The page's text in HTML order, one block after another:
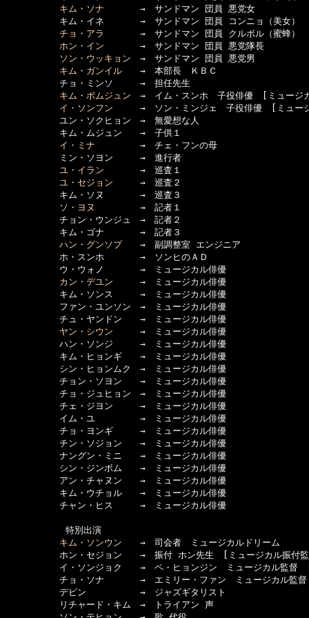
キム・ソナ →　サンドマン 団員 悪党女
キム・イネ　　　　→　サンドマン 団員 コンニョ（美女）
チョ・アラ
→　サンドマン 団員 クルボル（蜜蜂）
ホン・イン →　サンドマン 団員 悪党隊長
ソン・ウッキョン →　サンドマン 団員 悪党男
キム・ガンイル →　本部長　ＫＢＣ
チョ・ミンソ　　　→　担任先生
キム・ボムジュン →　イム・スンホ　子役俳優　[ミュージ
イ・ソンフン →　ソン・ミンジェ　子役俳優　[ミュージ
ユン・ソクヒョン　→　無愛想な人
キム・ムジュン　　→　子供１
イ・ミナ →　チェ・フンの母
ミン・ソヨン　　　→　進行者
ユ・イラン →　巡査１
ユ・セジョン →　巡査２
キム・ソヌ　　　　→　巡査３
ソ・ヨヌ
→　記者１
チョン・ウンジュ　→　記者２
キム・ゴナ　　　　→　記者３
ハン・グンソプ →　副調整室 エンジニア
ホ・スンホ　　　　→　ソンヒのＡＤ
ウ・ウォノ　　　　→　ミュージカル俳優
カン・デユン →　ミュージカル俳優
キム・ソンス　　　→　ミュージカル俳優
ファン・ユンソン　→　ミュージカル俳優
チュ・ヤンドン　　→　ミュージカル俳優
ヤン・シウン →　ミュージカル俳優
ハン・ソンジ　　　→　ミュージカル俳優
キム・ヒョンギ　　→　ミュージカル俳優
シン・ヒョンムク　→　ミュージカル俳優
チョン・ソヨン　　→　ミュージカル俳優
チョ・ジュヒョン　→　ミュージカル俳優
チェ・ジヨン　　　→　ミュージカル俳優
イム・ユ　　　　　→　ミュージカル俳優
チョ・ヨンギ　　　→　ミュージカル俳優
チン・ソジョン　　→　ミュージカル俳優
ナングン・ミニ　　→　ミュージカル俳優
シン・ジンボム　　→　ミュージカル俳優
アン・チャヌン　　→　ミュージカル俳優
キム・ウチョル　　→　ミュージカル俳優
チャン・ヒス　　　→　ミュージカル俳優
      　　　特別出演
キム・ソンウン →　司会者　ミュージカルドリーム
ホン・セジョン　　→　振付 ホン先生　[ミュージカル振付監
イ・ソンジョク　　→　ペ・ヒョンジン　ミュージカル監督　[
チョ・ソナ　　　　→　エミリー・ファン　ミュージカル監督　
デビン　　　　　　→　ジャズギタリスト
リチャード・キム　→　トライアン 声